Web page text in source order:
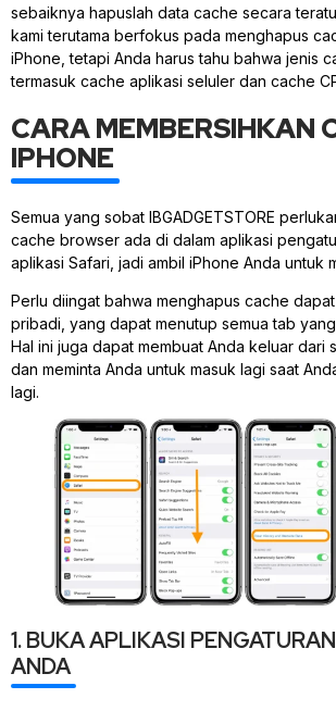
sebaiknya hapuslah data cache secara
kami terutama berfokus pada menghapus
iPhone, tetapi Anda harus tahu bahwa jenis
termasuk cache aplikasi seluler dan cache
CARA MEMBERSIHKAN
IPHONE
Semua yang sobat IBGADGETSTORE
cache browser ada di dalam aplikasi
aplikasi Safari, jadi ambil iPhone Anda untuk
Perlu diingat bahwa menghapus cache
pribadi, yang dapat menutup semua tab
Hal ini juga dapat membuat Anda keluar dari
dan meminta Anda untuk masuk lagi saat
lagi.
1. BUKA APLIKASI
ANDA